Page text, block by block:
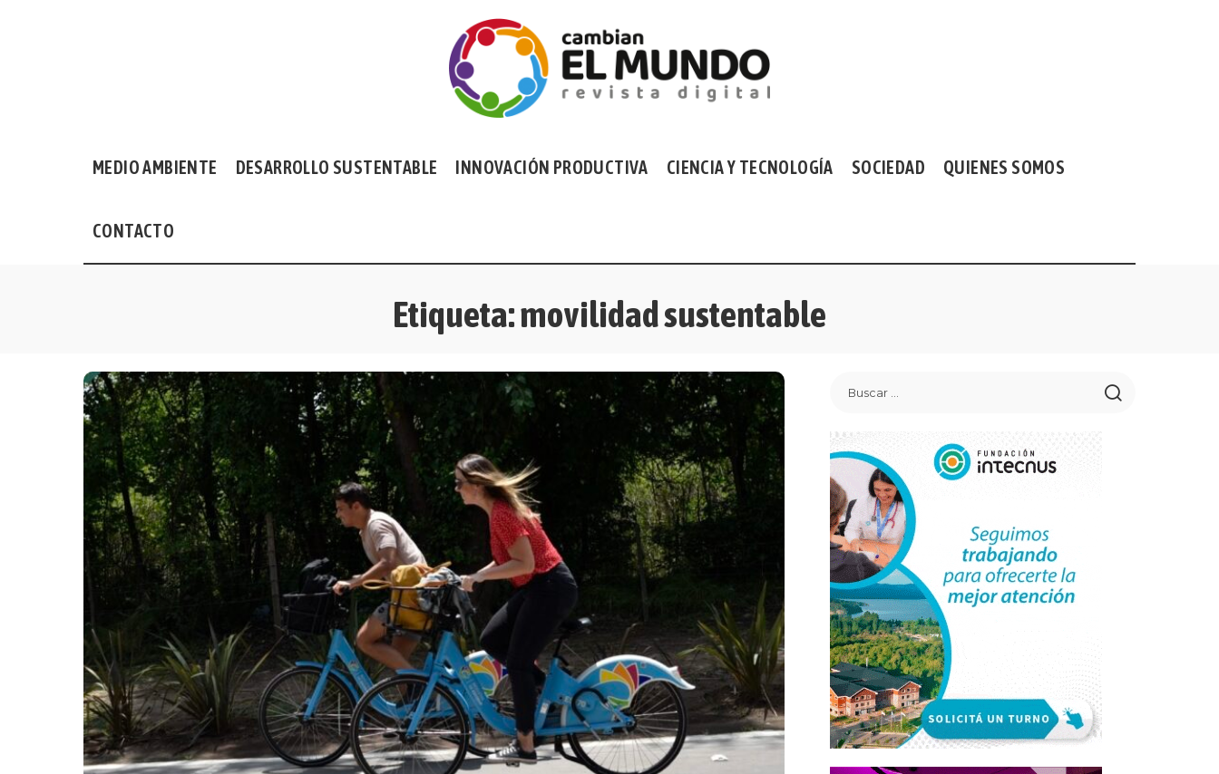
MEDIO AMBIENTE DESARROLLO SUSTENTABLE INNOVACIÓN PRODUCTIVA CIENCIA Y TECNOLOGÍA SOCIEDAD QUIENES SOMOS
CONTACTO
Etiqueta:movilidad sustentable